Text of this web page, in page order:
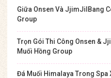
Giữa Onsen Và JjimJilBang
Group
Trọn Gói Thi Công Onsen &
Muối Hồng Group
Đá Muối Himalaya Trong Spa